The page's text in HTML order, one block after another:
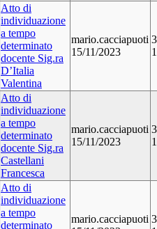
Atto di
individuazione
a tempo
determinato
docente Sig.ra
D’Italia
Valentina
mario.cacciapuoti
15/11/2023
Atto di
individuazione
a tempo
determinato
docente Sig.ra
Castellani
Francesca
mario.cacciapuoti
15/11/2023
Atto di
individuazione
a tempo
determinato
mario.cacciapuoti